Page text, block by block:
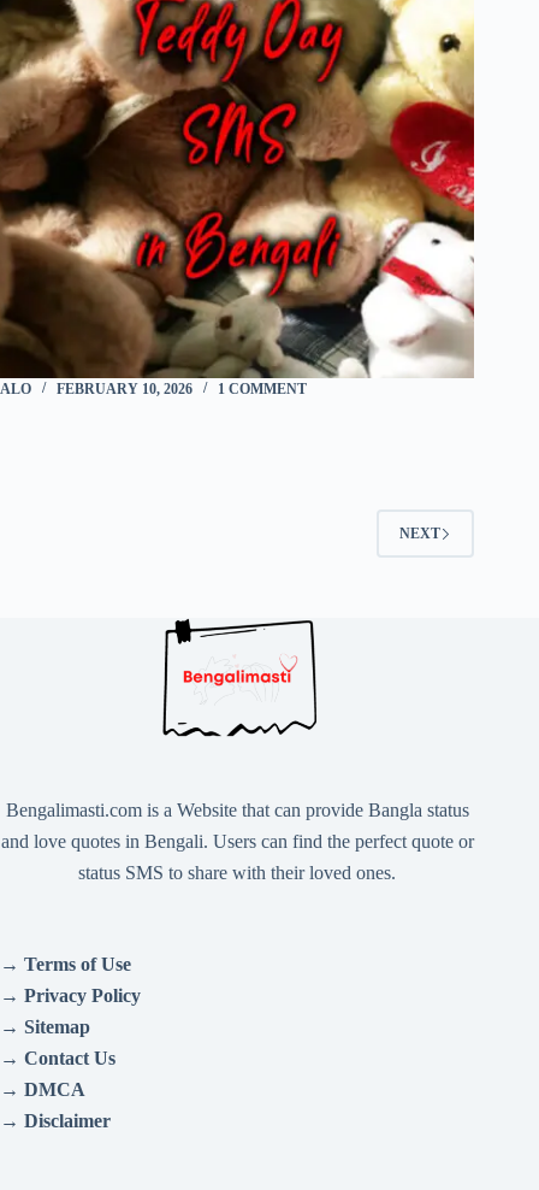
ALO FEBRUARY 10, 2026 1 COMMENT
NEXT
Bengalimasti.com is a Website that can provide Bangla status
and love quotes in Bengali. Users can find the perfect quote or
status SMS to share with their loved ones.
→ Terms of Use
→ Privacy Policy
→ Sitemap
→ Contact Us
→ DMCA
→ Disclaimer